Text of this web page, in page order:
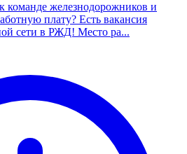
команде железнодорожников и
плату? Есть вакансия
сети в РЖД! Место ра...